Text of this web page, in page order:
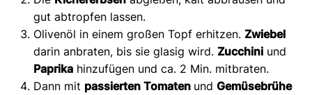
gut abtropfen lassen.
Olivenöl in einem großen Topf erhitzen. Zwiebel
darin anbraten, bis sie glasig wird. Zucchini und
Paprika hinzufügen und ca. 2 Min. mitbraten.
Dann mit passierten Tomaten und Gemüsebrühe